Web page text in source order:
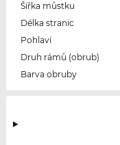
Šířka můstku
Délka stranic
Pohlaví
Druh rámů (obrub)
Barva obruby